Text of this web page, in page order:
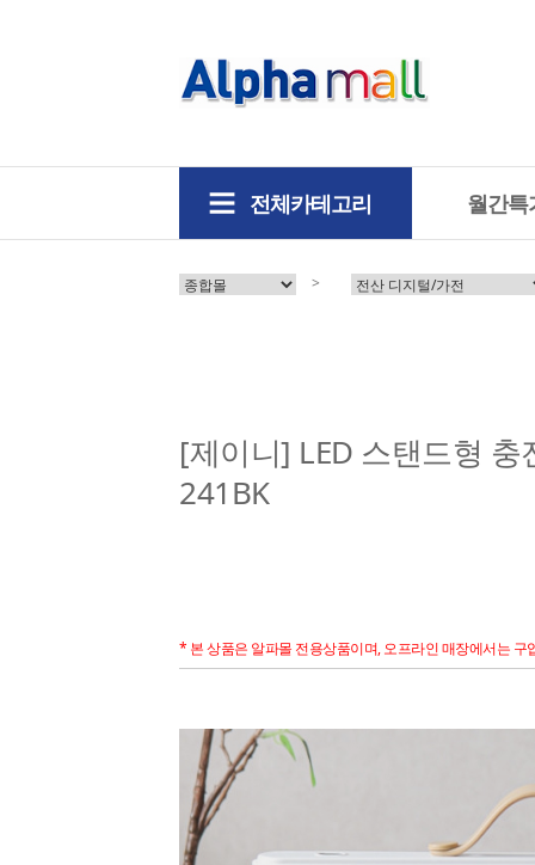
전체카테고리 월간특
>
[제이니] LED 스탠드형
241BK
* 본 상품은 알파몰 전용상품이며, 오프라인 매장에서는 구